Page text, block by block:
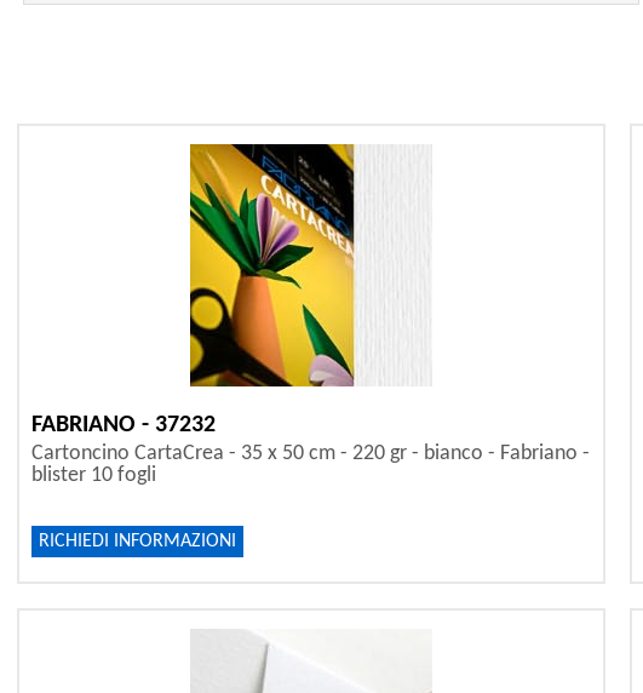
FABRIANO - 37232
Cartoncino CartaCrea - 35 x 50 cm - 220 gr - bianco - Fabriano -
blister 10 fogli
RICHIEDI INFORMAZIONI